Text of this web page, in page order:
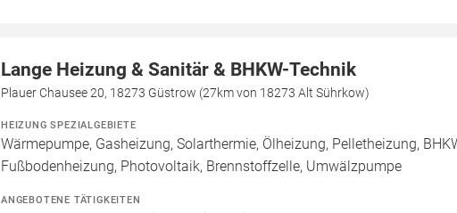
Lange Heizung & Sanitär & BHKW-Technik
Plauer Chausee 20, 18273 Güstrow (27km von 18273 Alt Sührkow)
HEIZUNG SPEZIALGEBIETE
Wärmepumpe, Gasheizung, Solarthermie, Ölheizung, Pelletheizung,
Fußbodenheizung, Photovoltaik, Brennstoffzelle, Umwälzpumpe
ANGEBOTENE TÄTIGKEITEN